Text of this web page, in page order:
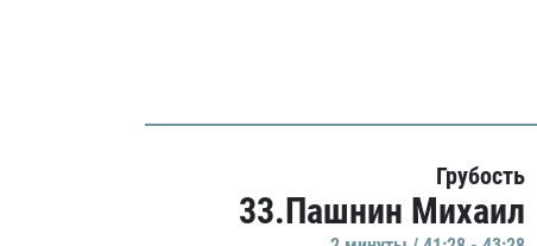
Грубость
33.Пашнин Михаил